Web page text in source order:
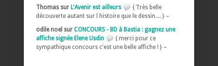
Thomas sur L'Avenir est ailleurs
{ Très belle
découverte autant sur l histoire que le dessin.... } –
odile noel sur CONCOURS - BD à Bastia : gagnez une
affiche signée Elene Usdin
{ merci pour ce
sympathique concours c'est une belle affiche ! } –